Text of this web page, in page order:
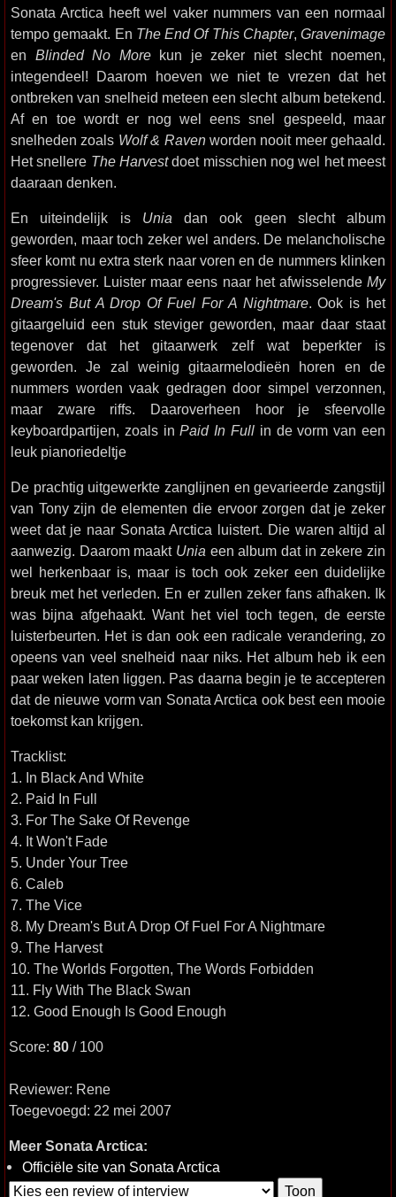
Sonata Arctica heeft wel vaker nummers van een normaal
tempo gemaakt. En The End Of This Chapter, Gravenimage
en Blinded No Morekun je zeker niet slecht noemen,
integendeel! Daarom hoeven we niet te vrezen dat het
ontbreken van snelheid meteen een slecht album betekend.
Af en toe wordt er nog wel eens snel gespeeld, maar
snelheden zoals Wolf & Ravenworden nooit meer gehaald.
Het snellere The Harvestdoet misschien nog wel het meest
daaraan denken.
En uiteindelijk is Unia dan ook geen slecht album
geworden, maar toch zeker wel anders. De melancholische
sfeer komt nu extra sterk naar voren en de nummers klinken
progressiever. Luister maar eens naar het afwisselende My
Dream's But A Drop Of Fuel For A Nightmare. Ook is het
gitaargeluid een stuk steviger geworden, maar daar staat
tegenover dat het gitaarwerk zelf wat beperkter is
geworden. Je zal weinig gitaarmelodieën horen en de
nummers worden vaak gedragen door simpel verzonnen,
maar zware riffs. Daaroverheen hoor je sfeervolle
keyboardpartijen, zoals inPaid In Full in de vorm van een
leuk pianoriedeltje
De prachtig uitgewerkte zanglijnen en gevarieerde zangstijl
van Tony zijn de elementen die ervoor zorgen dat je zeker
weet dat je naar Sonata Arctica luistert. Die waren altijd al
aanwezig. Daarom maakt Unia een album dat in zekere zin
wel herkenbaar is, maar is toch ook zeker een duidelijke
breuk met het verleden. En er zullen zeker fans afhaken. Ik
was bijna afgehaakt. Want het viel toch tegen, de eerste
luisterbeurten. Het is dan ook een radicale verandering, zo
opeens van veel snelheid naar niks. Het album heb ik een
paar weken laten liggen. Pas daarna begin je te accepteren
dat de nieuwe vorm van Sonata Arctica ook best een mooie
toekomst kan krijgen.
Tracklist:
1. In Black And White
2. Paid In Full
3. For The Sake Of Revenge
4. It Won't Fade
5. Under Your Tree
6. Caleb
7. The Vice
8. My Dream's But A Drop Of Fuel For A Nightmare
9. The Harvest
10. The Worlds Forgotten, The Words Forbidden
11. Fly With The Black Swan
12. Good Enough Is Good Enough
Score: 80 / 100
Reviewer: Rene
Toegevoegd: 22 mei 2007
Meer Sonata Arctica:
Officiële site van Sonata Arctica